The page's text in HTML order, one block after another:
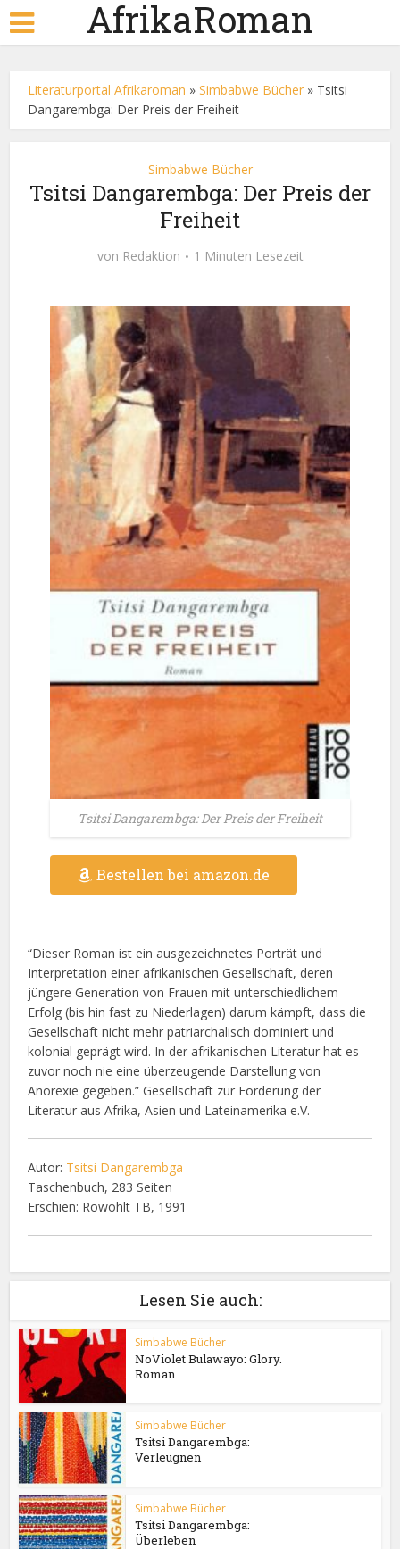
AfrikaRoman
Literaturportal Afrikaroman »Simbabwe Bücher » Tsitsi
Dangarembga: Der Preis der Freiheit
Simbabwe Bücher
Tsitsi Dangarembga: Der Preis der
Freiheit
von Redaktion 1 Minuten Lesezeit
Tsitsi Dangarembga: Der Preis der Freiheit
Bestellen bei amazon.de
“Dieser Roman ist ein ausgezeichnetes Porträt und
Interpretation einer afrikanischen Gesellschaft, deren
jüngere Generation von Frauen mit unterschiedlichem
Erfolg (bis hin fast zu Niederlagen) darum kämpft, dass die
Gesellschaft nicht mehr patriarchalisch dominiert und
kolonial geprägt wird. In der afrikanischen Literatur hat es
zuvor noch nie eine überzeugende Darstellung von
Anorexie gegeben.” Gesellschaft zur Förderung der
Literatur aus Afrika, Asien und Lateinamerika e.V.
Autor: Tsitsi Dangarembga
Taschenbuch, 283 Seiten
Erschien: Rowohlt TB, 1991
Lesen Sie auch:
Simbabwe Bücher
NoViolet Bulawayo: Glory.
Roman
Simbabwe Bücher
Tsitsi Dangarembga:
Verleugnen
Simbabwe Bücher
Tsitsi Dangarembga:
Überleben